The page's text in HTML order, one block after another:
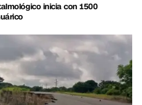
inicia con 1500